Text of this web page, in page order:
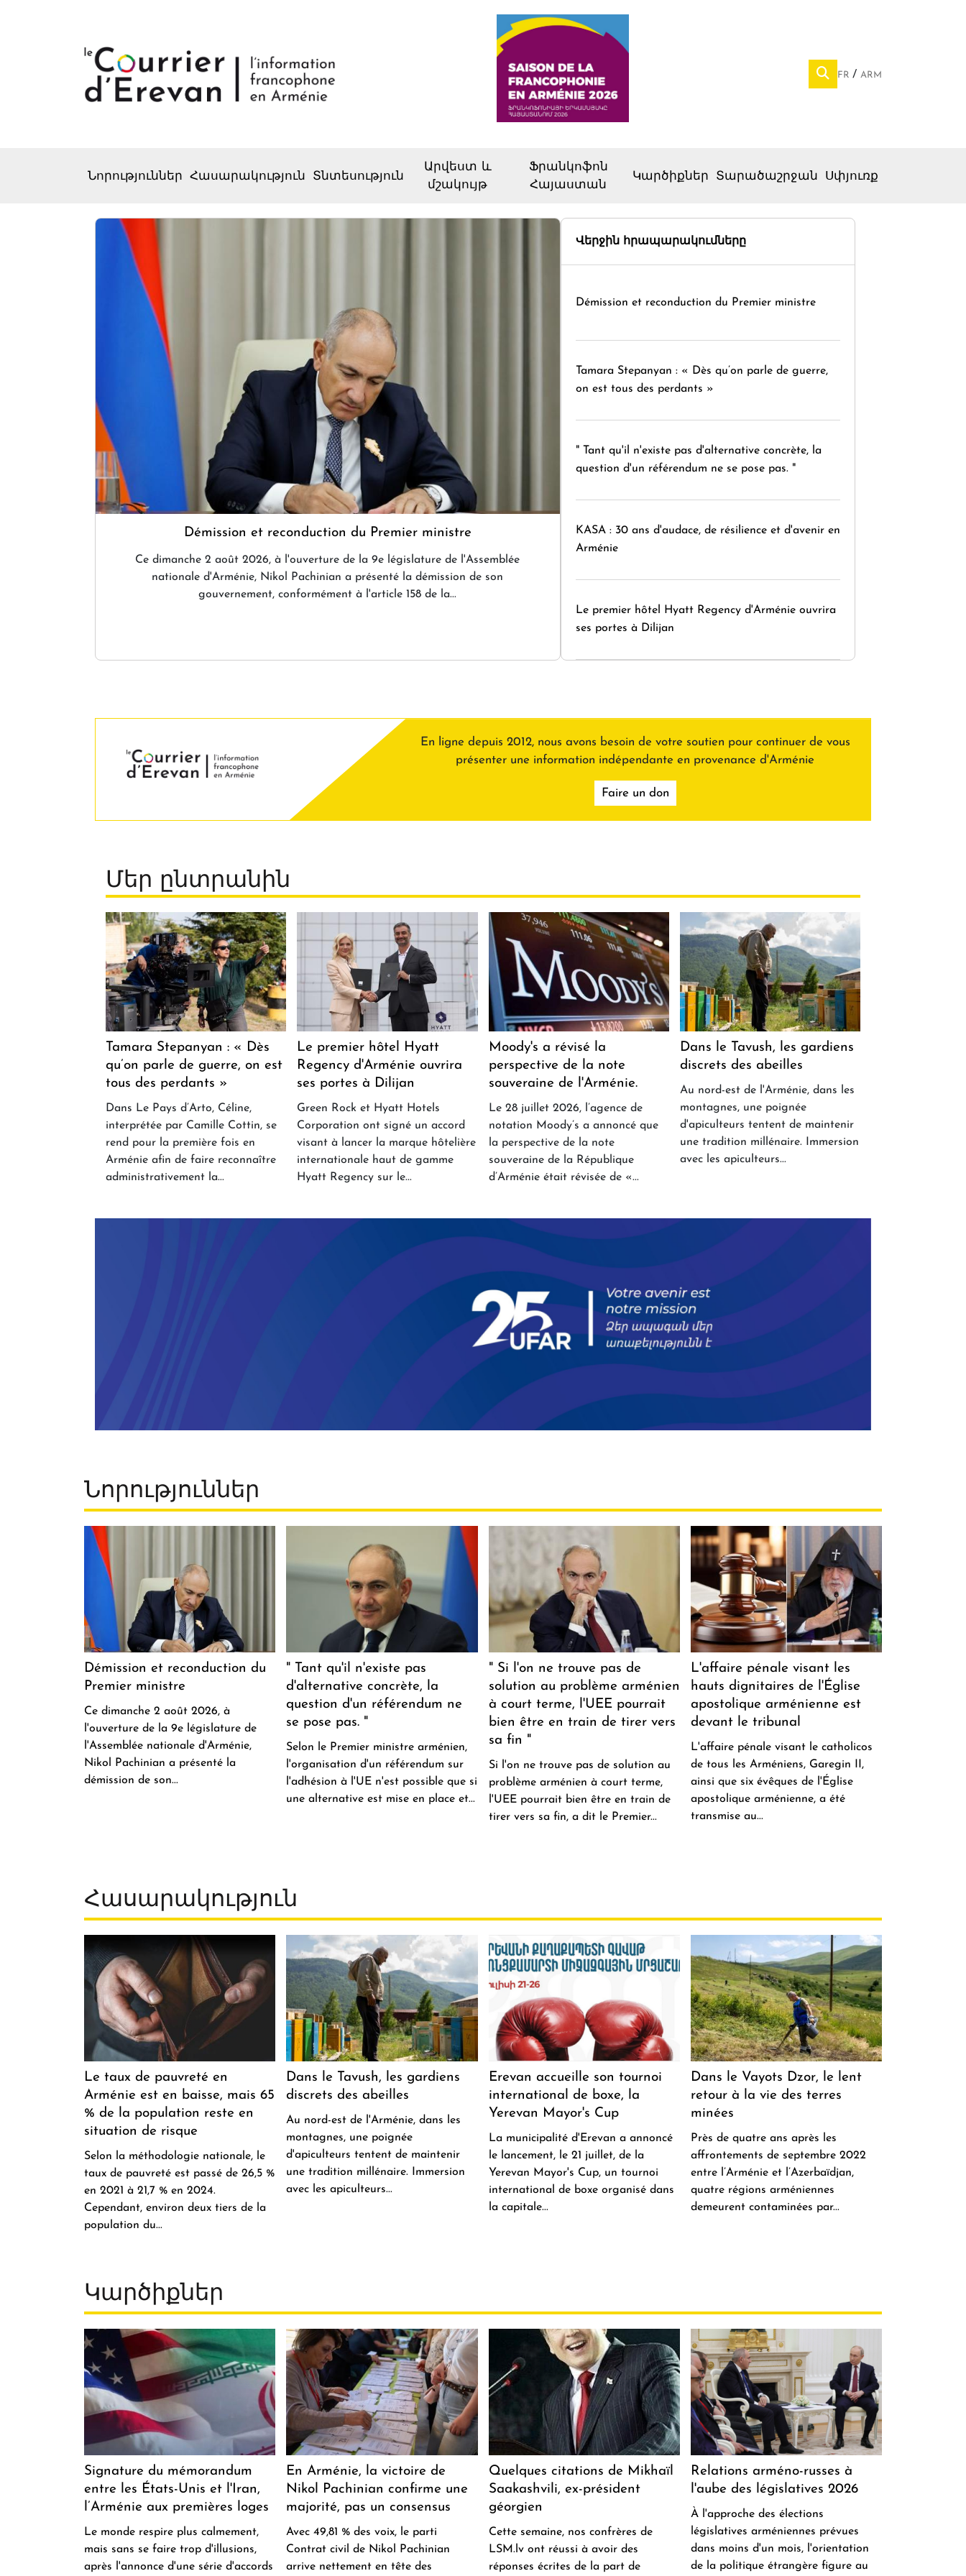
FR ARM
Նորություններ Հասարակություն Տնտեսություն
Արվեստ և
մշակույթ
Ֆրանկոֆոն
Հայաստան
Կարծիքներ Տարածաշրջան Սփյուռք
Démission et reconduction du Premier ministre
Ce dimanche 2 août 2026, à l'ouverture de la 9e législature de l'Assemblée
nationale d'Arménie, Nikol Pachinian a présenté la démission de son
gouvernement, conformément à l'article 158 de la...
Վերջին հրապարակումները
Démission et reconduction du Premier ministre
Tamara Stepanyan : « Dès qu’on parle de guerre,
on est tous des perdants »
" Tant qu'il n'existe pas d'alternative concrète, la
question d'un référendum ne se pose pas. "
KASA : 30 ans d'audace, de résilience et d'avenir en
Arménie
Le premier hôtel Hyatt Regency d'Arménie ouvrira
ses portes à Dilijan
En ligne depuis 2012, nous avons besoin de votre soutien pour continuer de vous
présenter une information indépendante en provenance d'Arménie
Faire un don
Մեր ընտրանին
Tamara Stepanyan : « Dès
qu’on parle de guerre, on est
tous des perdants »
Dans Le Pays d’Arto, Céline,
interprétée par Camille Cottin, se
rend pour la première fois en
Arménie afin de faire reconnaître
administrativement la...
Le premier hôtel Hyatt
Regency d'Arménie ouvrira
ses portes à Dilijan
Green Rock et Hyatt Hotels
Corporation ont signé un accord
visant à lancer la marque hôtelière
internationale haut de gamme
Hyatt Regency sur le...
Moody's a révisé la
perspective de la note
souveraine de l'Arménie.
Le 28 juillet 2026, l’agence de
notation Moody’s a annoncé que
la perspective de la note
souveraine de la République
d’Arménie était révisée de «...
Dans le Tavush, les gardiens
discrets des abeilles
Au nord-est de l'Arménie, dans les
montagnes, une poignée
d'apiculteurs tentent de maintenir
une tradition millénaire. Immersion
avec les apiculteurs...
Նորություններ
Démission et reconduction du
Premier ministre
Ce dimanche 2 août 2026, à
l'ouverture de la 9e législature de
l'Assemblée nationale d'Arménie,
Nikol Pachinian a présenté la
démission de son...
" Tant qu'il n'existe pas
d'alternative concrète, la
question d'un référendum ne
se pose pas. "
Selon le Premier ministre arménien,
l'organisation d'un référendum sur
l'adhésion à l'UE n'est possible que si
une alternative est mise en place et...
" Si l'on ne trouve pas de
solution au problème arménien
à court terme, l'UEE pourrait
bien être en train de tirer vers
sa fin "
Si l'on ne trouve pas de solution au
problème arménien à court terme,
l'UEE pourrait bien être en train de
tirer vers sa fin, a dit le Premier...
L'affaire pénale visant les
hauts dignitaires de l'Église
apostolique arménienne est
devant le tribunal
L'affaire pénale visant le catholicos
de tous les Arméniens, Garegin II,
ainsi que six évêques de l'Église
apostolique arménienne, a été
transmise au...
Հասարակություն
Le taux de pauvreté en
Arménie est en baisse, mais 65
% de la population reste en
situation de risque
Selon la méthodologie nationale, le
taux de pauvreté est passé de 26,5 %
en 2021 à 21,7 % en 2024.
Cependant, environ deux tiers de la
population du...
Dans le Tavush, les gardiens
discrets des abeilles
Au nord-est de l'Arménie, dans les
montagnes, une poignée
d'apiculteurs tentent de maintenir
une tradition millénaire. Immersion
avec les apiculteurs...
Erevan accueille son tournoi
international de boxe, la
Yerevan Mayor's Cup
La municipalité d'Erevan a annoncé
le lancement, le 21 juillet, de la
Yerevan Mayor's Cup, un tournoi
international de boxe organisé dans
la capitale...
Dans le Vayots Dzor, le lent
retour à la vie des terres
minées
Près de quatre ans après les
affrontements de septembre 2022
entre l’Arménie et l’Azerbaïdjan,
quatre régions arméniennes
demeurent contaminées par...
Կարծիքներ
Signature du mémorandum
entre les États-Unis et l'Iran,
l’Arménie aux premières loges
Le monde respire plus calmement,
mais sans se faire trop d'illusions,
après l'annonce d'une série d'accords
En Arménie, la victoire de
Nikol Pachinian confirme une
majorité, pas un consensus
Avec 49,81 % des voix, le parti
Contrat civil de Nikol Pachinian
arrive nettement en tête des
Quelques citations de Mikhaïl
Saakashvili, ex-président
géorgien
Cette semaine, nos confrères de
LSM.lv ont réussi à avoir des
réponses écrites de la part de
Relations arméno-russes à
l'aube des législatives 2026
À l'approche des élections
législatives arméniennes prévues
dans moins d'un mois, l'orientation
de la politique étrangère figure au